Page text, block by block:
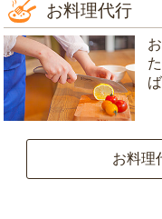
お料理代行
お料理